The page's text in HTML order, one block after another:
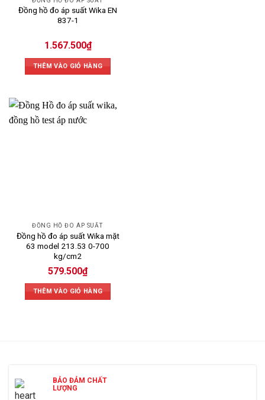
Đồng hồ đo áp suất Wika EN
837-1
1.567.500₫
THÊM VÀO GIỎ HÀNG
ĐỒNG HỒ ĐO ÁP SUẤT
Đồng hồ đo áp suất Wika mặt
63 model 213.53 0-700
kg/cm2
579.500₫
THÊM VÀO GIỎ HÀNG
BẢO ĐẢM CHẤT
LƯỢNG